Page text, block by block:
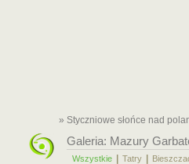
» Styczniowe słońce nad
Galeria: Mazury
Wszystkie Tatry